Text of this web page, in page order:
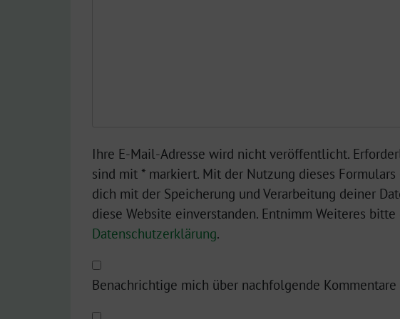
Ihre E-Mail-Adresse wird nicht veröffentlicht.
sind mit * markiert. Mit der Nutzung dieses Formulars
dich mit der Speicherung und Verarbeitung deiner
diese Website einverstanden. Entnimm Weiteres bitte
Datenschutzerklärung.
Benachrichtige mich über nachfolgende Kommentare